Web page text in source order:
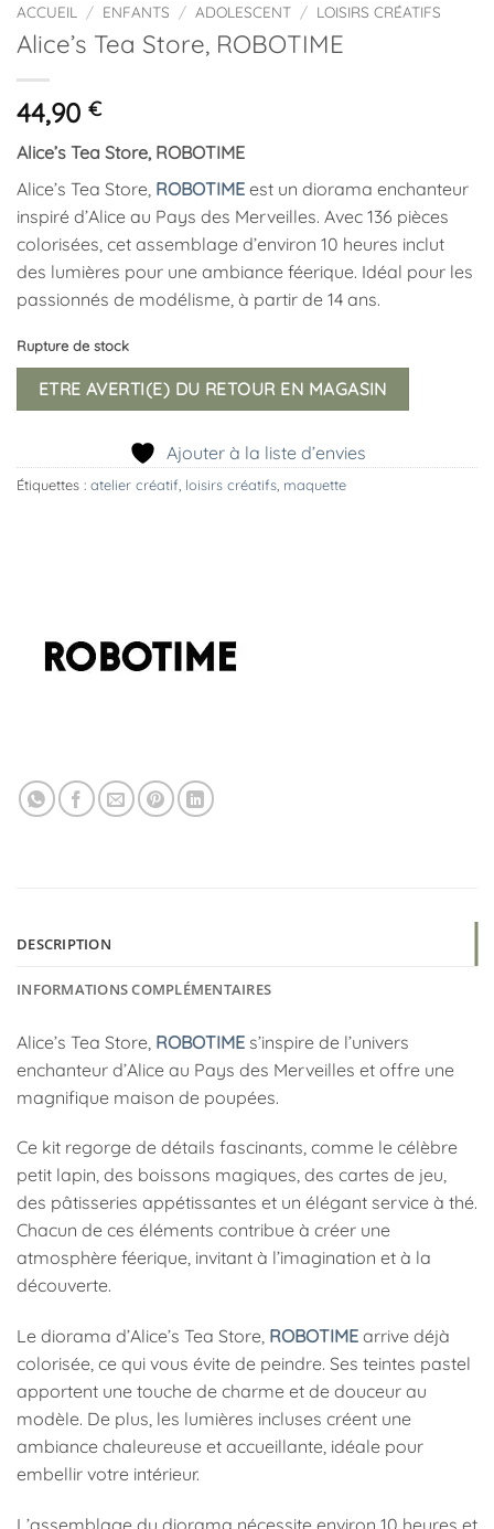
ACCUEIL / ENFANTS / ADOLESCENT / LOISIRS CRÉATIFS
Alice’s Tea Store, ROBOTIME
44,90 €
Alice’s Tea Store, ROBOTIME
Alice’s Tea Store, ROBOTIME est un diorama enchanteur
inspiré d’Alice au Pays des Merveilles. Avec 136 pièces
colorisées, cet assemblage d’environ 10 heures inclut
des lumières pour une ambiance féerique. Idéal pour les
passionnés de modélisme, à partir de 14 ans.
Rupture de stock
ETRE AVERTI(E) DU RETOUR EN MAGASIN
Ajouter à la liste d’envies
Étiquettes : atelier créatif loisirs créatifs maquette
DESCRIPTION
INFORMATIONS COMPLÉMENTAIRES
Alice’s Tea Store, ROBOTIME s’inspire de l’univers
enchanteur d’Alice au Pays des Merveilles et offre une
magnifique maison de poupées.
Ce kit regorge de détails fascinants, comme le célèbre
petit lapin, des boissons magiques, des cartes de jeu,
des pâtisseries appétissantes et un élégant service à thé.
Chacun de ces éléments contribue à créer une
atmosphère féerique, invitant à l’imagination et à la
découverte.
Le diorama d’Alice’s Tea Store, ROBOTIME arrive déjà
colorisée, ce qui vous évite de peindre. Ses teintes pastel
apportent une touche de charme et de douceur au
modèle. De plus, les lumières incluses créent une
ambiance chaleureuse et accueillante, idéale pour
embellir votre intérieur.
L’assemblage du diorama nécessite environ 10 heures et